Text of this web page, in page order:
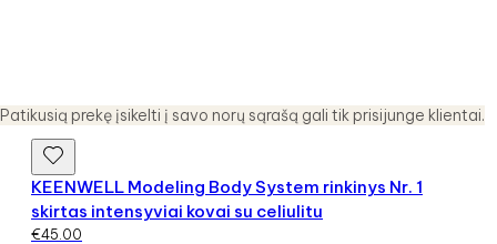
Patikusią prekę įsikelti į savo norų sąrašą gali tik prisijunge klientai.
KEENWELL Modeling Body System rinkinys Nr. 1
skirtas intensyviai kovai su celiulitu
€45.00